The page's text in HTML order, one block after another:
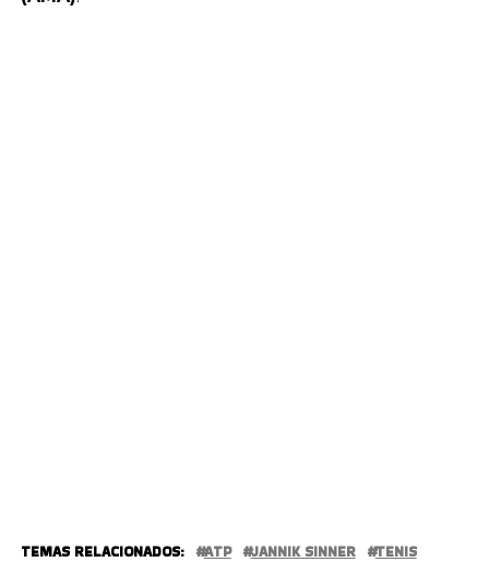
TEMAS RELACIONADOS: ATP JANNIK SINNER TENIS